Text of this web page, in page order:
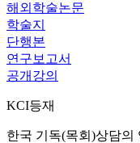
해외학술논문
학술지
단행본
연구보고서
공개강의
KCI등재
한국 기독(목회)상담의